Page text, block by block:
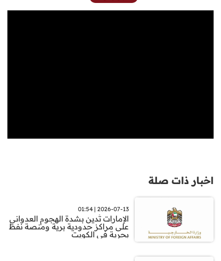
اخبار ذات صلة
2026-07-13 | 01:54
الإمارات تُدين بشدة الهجوم العدواني
على مراكز حدودية برية ومنصة نفط
بحرية في الكويت